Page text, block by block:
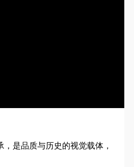
是品质与历史的视觉载体，